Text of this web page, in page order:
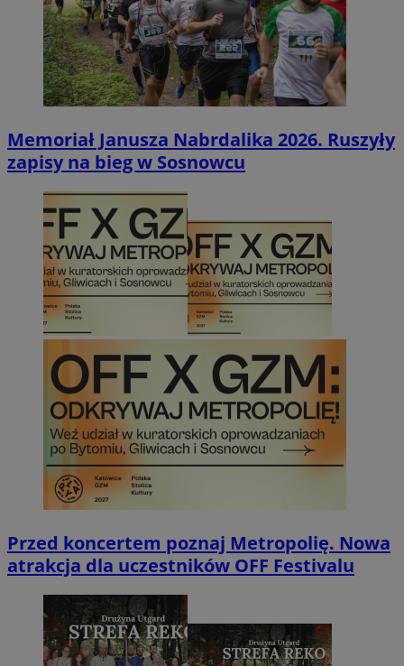
Memoriał Janusza Nabrdalika 2026. Ruszyły
zapisy na bieg w Sosnowcu
Przed koncertem poznaj Metropolię. Nowa
atrakcja dla uczestników OFF Festivalu